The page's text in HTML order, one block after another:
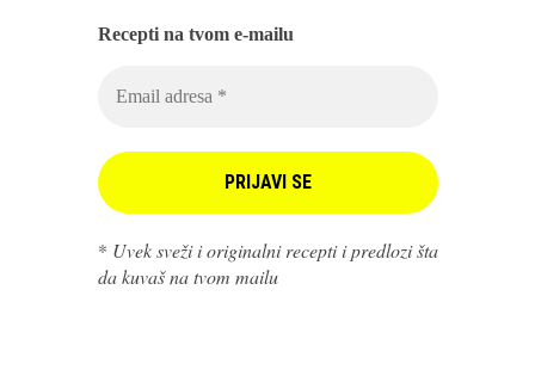
Recepti na tvom e-mailu
* Uvek sveži i originalni recepti i predlozi šta
da kuvaš na tvom mailu